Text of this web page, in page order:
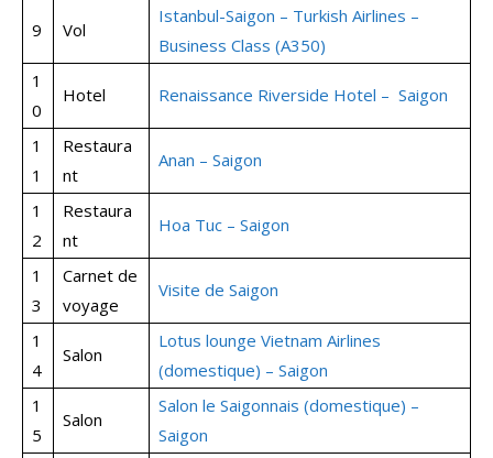
9 Vol
Istanbul-Saigon – Turkish Airlines –
Business Class (A350)
1
0
Hotel Renaissance Riverside Hotel – Saigon
1
1
Restaura
nt
Anan – Saigon
1
2
Restaura
nt
Hoa Tuc – Saigon
1
3
Carnet de
voyage
Visite de Saigon
1
4
Salon
Lotus lounge Vietnam Airlines
(domestique) – Saigon
1
5
Salon
Salon le Saigonnais (domestique) –
Saigon